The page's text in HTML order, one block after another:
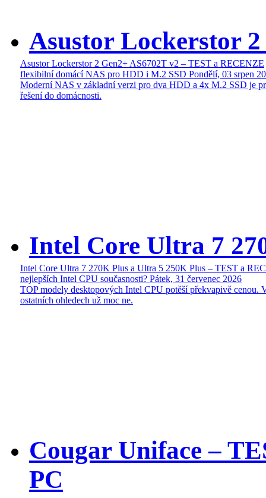
Asustor Lockerstor
Asustor Lockerstor 2 Gen2+ AS6702T v2 – TEST a RECENZE
flexibilní domácí NAS pro HDD i M.2 SSD Pondělí, 03 srpen
Moderní NAS v základní verzi pro dva HDD a 4x M.2 SSD je
řešení do domácnosti.
Intel Core Ultra 7
Intel Core Ultra 7 270K Plus a Ultra 5 250K Plus – TEST a
nejlepších Intel CPU současnosti? Pátek, 31 červenec 2026
TOP modely desktopových Intel CPU potěší překvapivě cenou.
ostatních ohledech už moc ne.
Cougar Uniface –
PC